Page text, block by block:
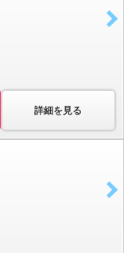
詳細を見る